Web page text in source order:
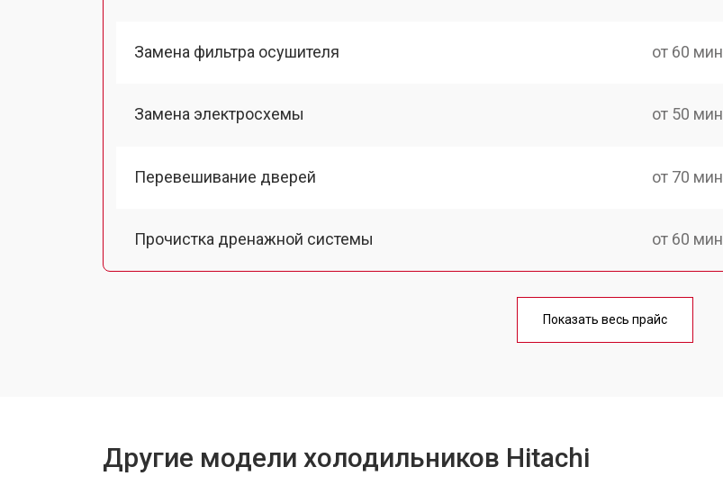
Замена фильтра осушителя от 60 мин
Замена электросхемы от 50 мин
Перевешивание дверей от 70 мин
Прочистка дренажной системы от 60 мин
от 60 мин
Показать весь прайс
Другие модели холодильников Hitachi